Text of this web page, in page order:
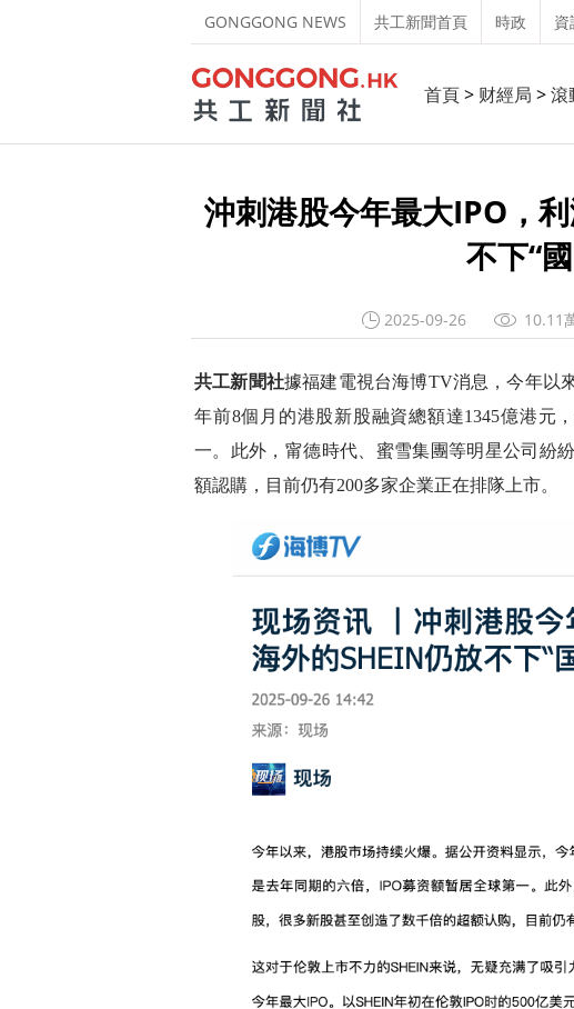
GONGGONG NEWS 共工新聞首頁 時政 資
首頁> 财經局 >滾
沖刺港股今年最大IPO，
不下“
2025-09-26 10.11
共工新聞社據福建電視台海博TV消息，今年以
年前8個月的港股新股融資總額達1345億港元
一。此外，甯德時代、蜜雪集團等明星公司紛
額認購，目前仍有200多家企業正在排隊上市。